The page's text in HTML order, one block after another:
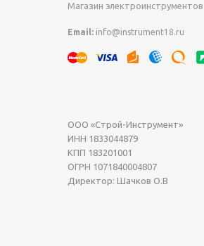
Магазин электроинструментов
Email: info@instrument18.ru
ООО «Строй-Инструмент»
ИНН 1833044879
КПП 183201001
ОГРН 1071840004807
Директор: Шачков О.В